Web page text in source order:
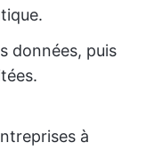
données, puis
à